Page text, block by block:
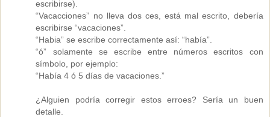
escribirse).
“Vacacciones” no lleva dos ces, está mal escrito, debería
escribirse “vacaciones”.
“Habia” se escribe correctamente así: “había”.
“ó” solamente se escribe entre números escritos con
símbolo, por ejemplo:
“Había 4 ó 5 días de vacaciones.”
¿Alguien podría corregir estos erroes? Sería un buen
detalle.